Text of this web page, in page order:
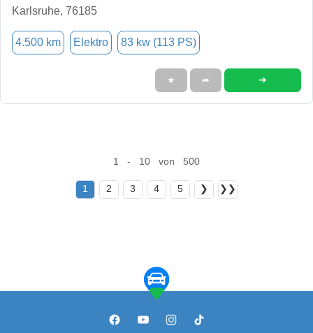
Karlsruhe, 76185
4.500 km Elektro 83 kw (113 PS)
★ ➦ ➜
1 - 10 von 500
1 2 3 4 5 ❯ ❯❯